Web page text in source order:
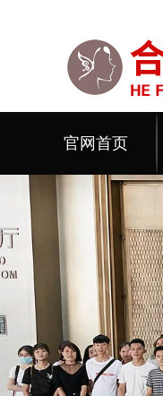
官网首页